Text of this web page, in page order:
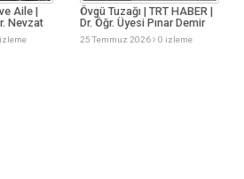
Aile |
Nevzat
Övgü Tuzağı | TRT HABER |
Dr. Öğr. Üyesi Pınar Demir
Asma
25 Temmuz 2026 0 izleme